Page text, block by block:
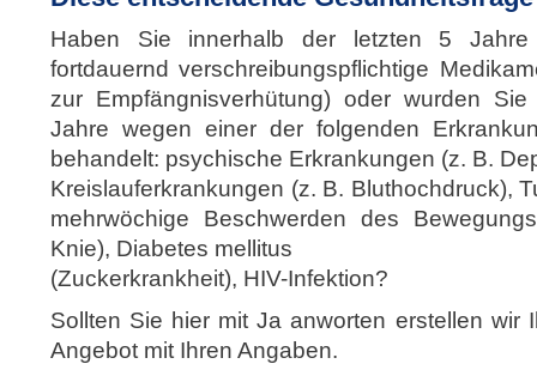
Haben Sie innerhalb der letzten 5
fortdauernd verschreibungspflichtige
zur Empfängnisverhütung) oder wurden
Jahre wegen einer der folgenden
behandelt: psychische Erkrankungen (z. B.
Kreislauferkrankungen (z. B. Bluthochdruck),
mehrwöchige Beschwerden des
Knie), Diabetes mellitus
(Zuckerkrankheit), HIV-Infektion?
Sollten Sie hier mit Ja anworten erstellen wir
Angebot mit Ihren Angaben.